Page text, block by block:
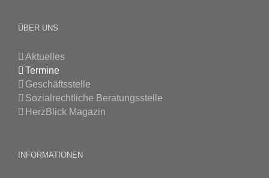
ÜBER UNS
Aktuelles
Termine
Geschäftsstelle
Sozialrechtliche Beratungsstelle
HerzBlick Magazin
INFORMATIONEN